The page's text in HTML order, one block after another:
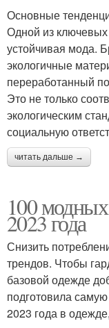
Основные
Одной из
устойчивая мода.
экологичные
переработанный
Это не только
экологическим
социальную
читать дальше →
100
2023 года
Снизить
трендов. Чтобы
базовой одежде
подготовила
2023 года в